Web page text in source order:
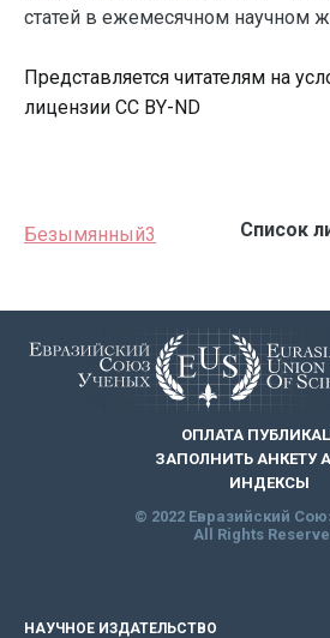
статей в ежемесячном научном
Представляется читателям на
лицензии CC BY-ND
Безымянный3 Список
ОПЛАТА
ЗАПОЛНИТЬ АНКЕТУ
ИНДЕКСЫ
© 2022 Евразийский
All Rights
НАУЧНОЕ ИЗДАТЕЛЬСТВО